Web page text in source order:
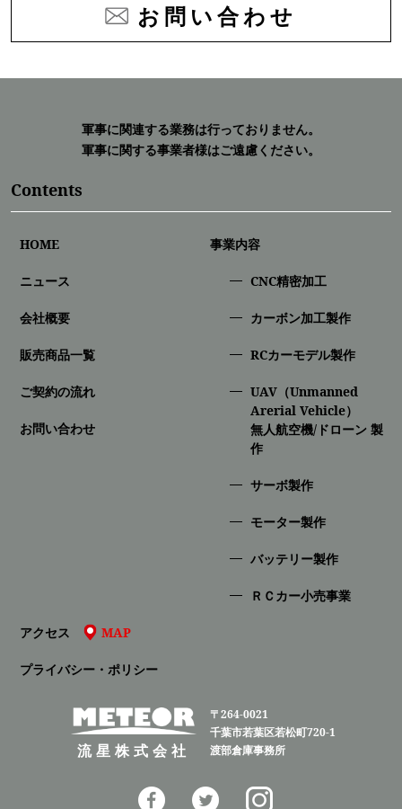
お問い合わせ
軍事に関連する業務は行っておりません。
軍事に関する事業者様はご遠慮ください。
Contents
HOME
ニュース
会社概要
販売商品一覧
ご契約の流れ
お問い合わせ
事業内容
CNC精密加⼯
カーボン加工製作
RCカーモデル製作
UAV（Unmanned
Arerial Vehicle）
無人航空機/ドローン 製
作
サーボ製作
モーター製作
バッテリー製作
ＲＣカー小売事業
アクセス MAP
プライバシー・ポリシー
流星株式会社
〒264-0021
千葉市若葉区若松町720-1
渡部倉庫事務所